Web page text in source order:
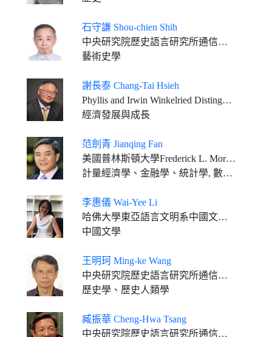
石守謙 Shou-chien Shih
中央研究院歷史語言研究所通信研究員
藝術史學
謝長泰 Chang-Tai Hsieh
Phyllis and Irwin Winkelried Distinguished Service Professor of Economics, Booth School of Business, University of Chicago
經濟發展與成長
范劍青 Jianqing Fan
美國普林斯頓大學Frederick L. More金融學講座教授
計量經濟學、金融學、統計學, 數據科學, 人工智慧
李惠儀 Wai-Yee Li
哈佛大學東亞語言文明系中國文學教授
中國文學
王明珂 Ming-ke Wang
中央研究院歷史語言研究所通信研究員 北京大學歷史學系客座講席教授
歷史學、歷史人類學
臧振華 Cheng-Hwa Tsang
中央研究院歷史語言研究所通信研究員 國立清華大學侯金堆特聘研究講座兼人類學研究所所長